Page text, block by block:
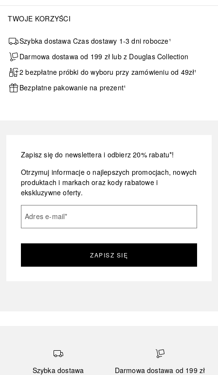
TWOJE KORZYŚCI
Szybka dostawa Czas dostawy 1-3 dni robocze¹
Darmowa dostawa od 199 zł lub z Douglas Collection
2 bezpłatne próbki do wyboru przy zamówieniu od 49zł¹
Bezpłatne pakowanie na prezent¹
Zapisz się do newslettera i odbierz 20% rabatu*!
Otrzymuj informacje o najlepszych promocjach, nowych
produktach i markach oraz kody rabatowe i
ekskluzywne oferty.
Adres e-mail*
ZAPISZ SIĘ
Szybka dostawa
Darmowa dostawa od 199 zł